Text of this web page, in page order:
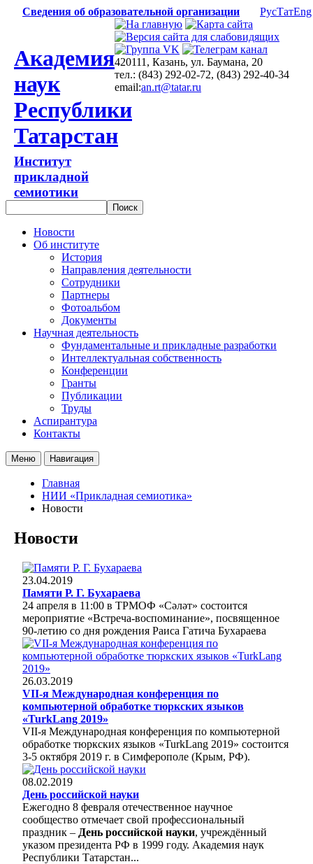
Сведения об образовательной организации РусТатEng
Академия
наук
Республики
Татарстан
Институт
прикладной
семиотики
420111, Казань, ул. Баумана, 20
тел.: (843) 292-02-72, (843) 292-40-34
email:an.rt@tatar.ru
Новости
Об институте
История
Направления деятельности
Сотрудники
Партнеры
Фотоальбом
Документы
Научная деятельность
Фундаментальные и прикладные разработки
Интеллектуальная собственность
Конференции
Гранты
Публикации
Труды
Аспирантура
Контакты
Меню Навигация
Главная
НИИ «Прикладная семиотика»
Новости
Новости
23.04.2019
Памяти Р. Г. Бухараева
24 апреля в 11:00 в ТРМОФ «Сәләт» состоится
мероприятие «Встреча-воспоминание», посвященное
90-летию со дня рождения Раиса Гатича Бухараева
26.03.2019
VII-я Международная конференция по
компьютерной обработке тюркских языков
«TurkLang 2019»
VII-я Международная конференция по компьютерной
обработке тюркских языков «TurkLang 2019» состоится
3-5 октября 2019 г. в Симферополе (Крым, РФ).
08.02.2019
День российской науки
Ежегодно 8 февраля отечественное научное
сообщество отмечает свой профессиональный
праздник – День российской науки, учреждённый
указом президента РФ в 1999 году. Академия наук
Республики Татарстан...